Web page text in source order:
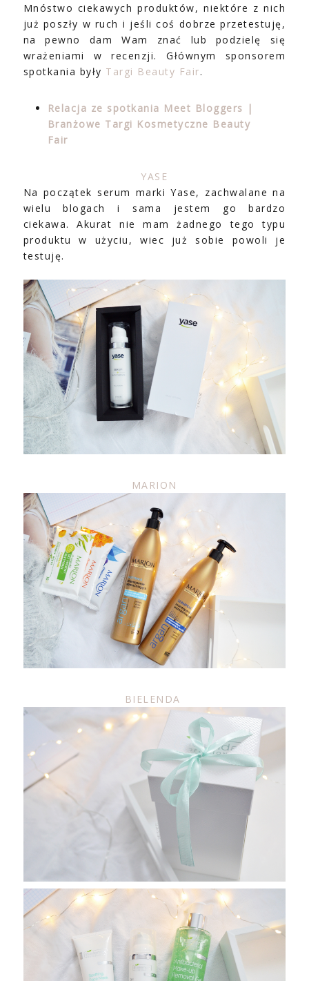
Mnóstwo ciekawych produktów, niektóre z nich
już poszły w ruch i jeśli coś dobrze przetestuję,
na pewno dam Wam znać lub podzielę się
wrażeniami w recenzji. Głównym sponsorem
spotkania były Targi Beauty Fair.
Relacja ze spotkania Meet Bloggers |
Branżowe Targi Kosmetyczne Beauty
Fair
YASE
Na początek serum marki Yase, zachwalane na
wielu blogach i sama jestem go bardzo
ciekawa. Akurat nie mam żadnego tego typu
produktu w użyciu, wiec już sobie powoli je
testuję.
MARION
BIELENDA